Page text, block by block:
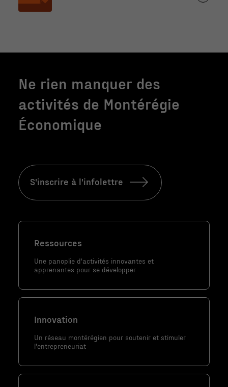
Ne rien manquer des
activités de Montérégie
Économique
S'inscrire à l'infolettre
Ressources
Une panoplie d'activités innovantes et
apprenantes pour se développer
Innovation
Un réseau montérégien pour soutenir et stimuler
l'entrepreneuriat
sont pas
facultatifs. Ils
fonctionnement
Statistiques
structure du
fonction de la